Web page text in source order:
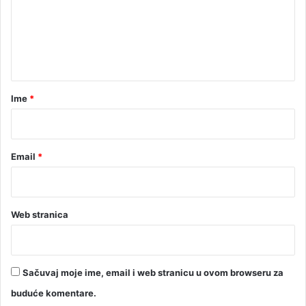
a
s
d
n
i
a
rIme *
Email *
Web stranica
Sačuvaj moje ime, email i web stranicu u ovom browseru za
buduće komentare.